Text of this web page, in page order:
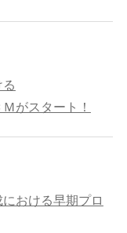
がスタート！
おける早期プロ